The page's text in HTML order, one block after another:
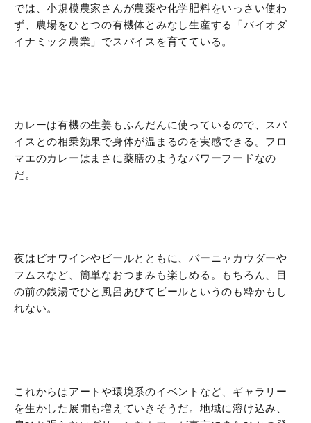
では、小規模農家さんが農薬や化学肥料をいっさい使わ
ず、農場をひとつの有機体とみなし生産する「バイオダ
イナミック農業」でスパイスを育てている。
カレーは有機の生姜もふんだんに使っているので、スパ
イスとの相乗効果で身体が温まるのを実感できる。フロ
マエのカレーはまさに薬膳のようなパワーフードなの
だ。
夜はビオワインやビールとともに、バーニャカウダーや
フムスなど、簡単なおつまみも楽しめる。もちろん、目
の前の銭湯でひと風呂あびてビールというのも粋かもし
れない。
これからはアートや環境系のイベントなど、ギャラリー
を生かした展開も増えていきそうだ。地域に溶け込み、